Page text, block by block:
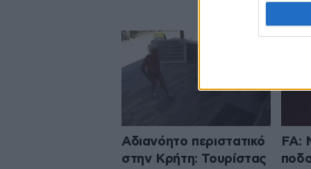
Αδιανόητο περιστατικό
στην Κρήτη: Τουρίστας
FA: